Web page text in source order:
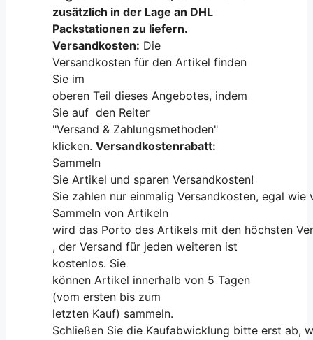
zusätzlich in der Lage an DHL
Packstationen zu liefern.
Versandkosten: Die
Versandkosten für den Artikel finden
Sie im
oberen Teil dieses Angebotes, indem
Sie auf den Reiter
"Versand & Zahlungsmethoden"
klicken.Versandkostenrabatt:
Sammeln
Sie Artikel und sparen Versandkosten!
Sie zahlen nur einmalig Versandkosten, egal
Sammeln von Artikeln
wird das Porto des Artikels mit den höchsten
, der Versand für jeden weiteren ist
kostenlos. Sie
können Artikel innerhalb von 5 Tagen
(vom ersten bis zum
letzten Kauf) sammeln.
Schließen Sie die Kaufabwicklung bitte erst ab,